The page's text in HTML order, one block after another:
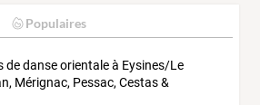
Populaires
de danse orientale à Eysines/Le
Mérignac, Pessac, Cestas &